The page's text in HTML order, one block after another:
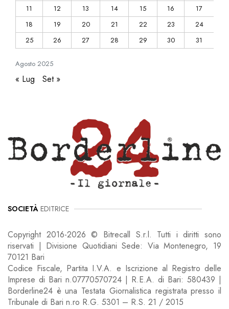
Agosto 2025
11
12 13 14 15 16
17
18
19 20 21 22 23
24
25
26 27 28 29 30 31
« Lug Set »
SOCIETÀ EDITRICE
Copyright 2016-2026 © Bitrecall S.r.l. Tutti i diritti sono
riservati | Divisione Quotidiani Sede: Via Montenegro, 19
70121 Bari
Codice Fiscale, Partita I.V.A. e Iscrizione al Registro delle
Imprese di Bari n.07770570724 | R.E.A. di Bari: 580439 |
Borderline24 è una Testata Giornalistica registrata presso il
Tribunale di Bari n.ro R.G. 5301 – R.S. 21 / 2015